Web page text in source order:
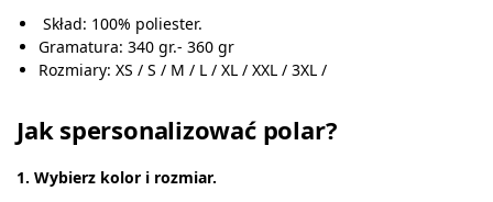
Skład: 100% poliester.
Gramatura: 340 gr.- 360 gr
Rozmiary: XS / S / M / L / XL / XXL / 3XL /
Jak spersonalizować polar?
1. Wybierz kolor i rozmiar.